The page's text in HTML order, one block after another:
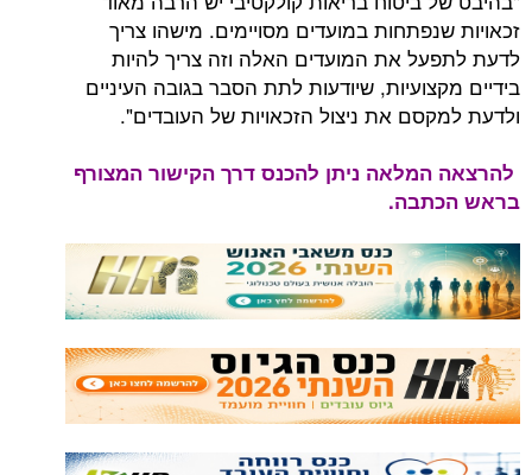
זכאויות שנפתחות במועדים מסויימים. מישהו צריך
לדעת לתפעל את המועדים האלה וזה צריך להיות
בידיים מקצועיות, שיודעות לתת הסבר בגובה העיניים
ולדעת למקסם את ניצול הזכאויות של העובדים".
להרצאה המלאה ניתן להכנס דרך הקישור המצורף
בראש הכתבה.